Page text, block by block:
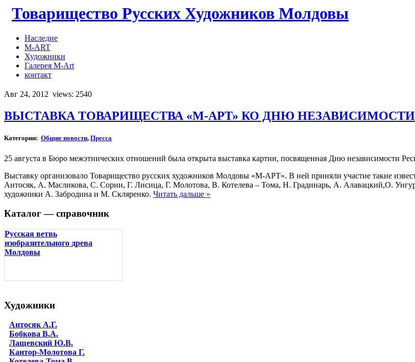
Товарищество Русских Художников Молдовы
Наследие
M-ART
Художники
Галерея M-Art
контакт
Авг 24, 2012 views: 2540
ВЫСТАВКА ТОВАРИЩЕСТВА «М-АРТ» КО ДНЮ
Категории: Общие новости, Пресса
25 августа в Бюро межэтнических отношений была открыта выставка картин, посвященная Дню независимости
Выставку организовало Товарищество русских художников Молдовы «М-АРТ». В ней приняли участие такие
Антосяк, А. Масликова, С. Сорин, Г. Лисица, Г. Молотова, В. Котелева – Тома, Н. Градинарь, А. Алавацкий,О.
художники А. Забродина и М. Скляренко. Читать дальше »
Каталог — справочник
Русская ветвь
изобразительного древа
Молдовы
Художники
Антосяк А.Г.
Бобкова В.А.
Лащевский Ю.В.
Кантор-Молотова Г.